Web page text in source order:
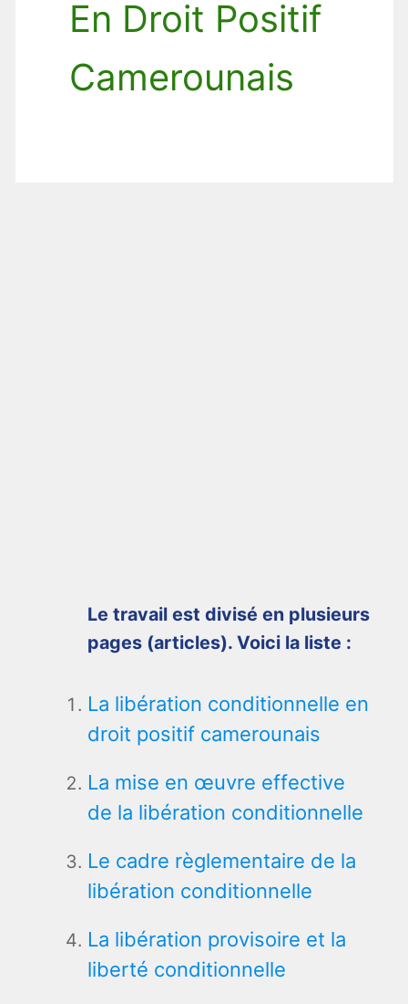
En Droit Positif
Camerounais
Le travail est divisé en plusieurs
pages (articles). Voici la liste :
La libération conditionnelle en
droit positif camerounais
La mise en œuvre effective
de la libération conditionnelle
Le cadre règlementaire de la
libération conditionnelle
La libération provisoire et la
liberté conditionnelle